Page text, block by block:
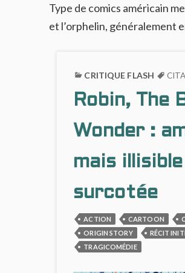
Type de comics américain
et l’orphelin, généralement
CRITIQUE FLASH
Robin, The
Wonder :
mais
surcotée
ACTION CARTOON
ORIGIN STORY
RÉCIT
TRAGICOMÉDIE